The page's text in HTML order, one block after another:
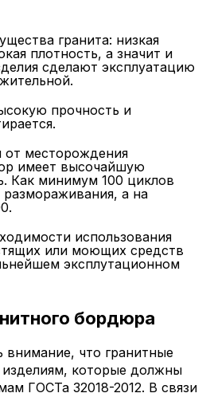
гранита: низкая
плотность, а значит и
сделают эксплуатацию
прочность и
от месторождения
имеет высочайшую
Как минимум 100 циклов
а на
использования
или моющих средств
эксплутационном
бордюра
внимание, что гранитные
которые должны
ГОСТа 32018-2012. В связи